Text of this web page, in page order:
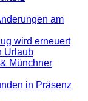
am
wird erneuert
Urlaub
Münchner
in Präsenz